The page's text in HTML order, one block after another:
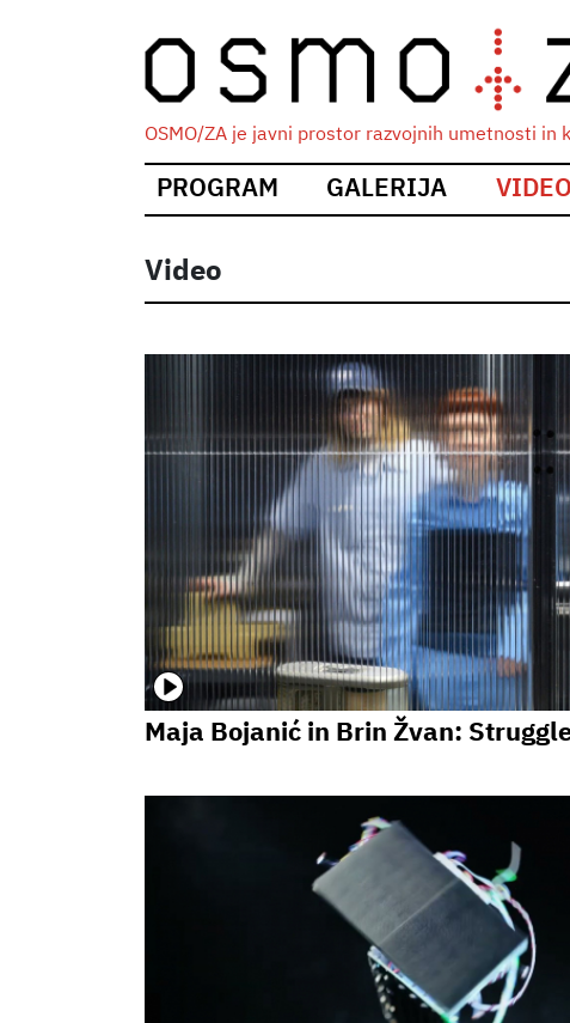
OSMO/ZA je javni prostor razvojnih umetnosti
Main
PROGRAM GALERIJA VIDEO
Video
Maja Bojanić in Brin Žvan: